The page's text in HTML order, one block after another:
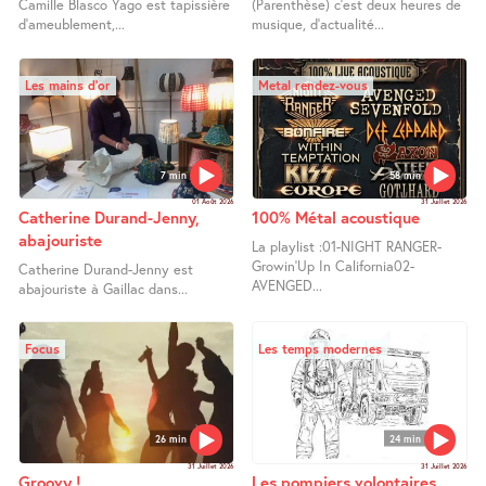
Camille Blasco Yago est tapissière
d’ameublement,...
(Parenthèse) c’est deux heures de
musique, d’actualité...
7 min
Les mains d’or
01 Août 2026
Catherine Durand-Jenny,
abajouriste
Catherine Durand-Jenny est
abajouriste à Gaillac dans...
58 min
Metal rendez-vous
31 Juillet 2026
100% Métal acoustique
La playlist :01-NIGHT RANGER-
Growin’Up In California02-
AVENGED...
26 min
Focus
31 Juillet 2026
Groovy !
24 min
Les temps modernes
31 Juillet 2026
Les pompiers volontaires